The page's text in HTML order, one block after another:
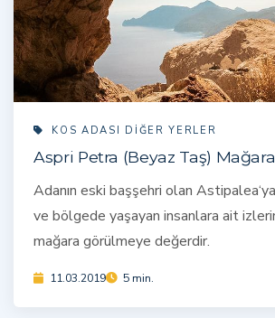
KOS ADASI DIĞER YERLER
Aspri Petra (Beyaz Taş)
Adanın eski başşehri olan
ve bölgede yaşayan insanlara ait
mağara görülmeye değerdir.
11.03.2019 5 min.